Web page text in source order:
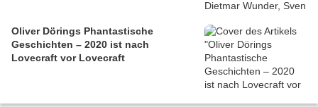
Oliver Dörings Phantastische
Geschichten – 2020 ist nach
Lovecraft vor Lovecraft